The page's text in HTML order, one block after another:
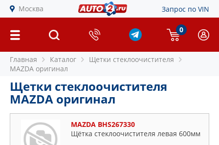
Москва Запрос по VIN
0
Главная Каталог
Щетки стеклоочистителя
MAZDA оригинал
Щетки стеклоочистителя
MAZDA оригинал
MAZDA BHS267330
Щётка стеклоочистителя левая 600мм